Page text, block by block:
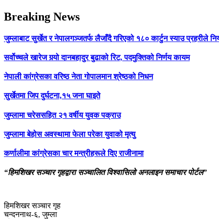
Breaking News
जुम्लाबाट सुर्खेत र नेपालगञ्जतर्फ लैजाँदै गरिएको १८० कार्टुन स्याउ प्रहरीले
सर्वोच्चले खारेज गर्‍यो दानबहादुर बुढाको रिट, पदमुक्तिको निर्णय कायम
नेपाली कांग्रेसका वरिष्ठ नेता गोपालमान श्रेष्ठको निधन
सुर्खेतमा जिप दुर्घटना,१५ जना घाइते
जुम्लामा चरेससहित २१ वर्षीय युवक पक्राउ
जुम्लामा बेहोस अवस्थामा फेला परेका युवाको मृत्यु
कर्णालीमा कांग्रेसका चार मन्त्रीहरूले दिए राजीनामा
“हिमशिखर सञ्चार गृहद्वारा सञ्चालित विश्वासिलो अनलाइन समाचार पोर्टल”
हिमशिखर सञ्चार गृह
चन्दननाथ-६, जुम्ला